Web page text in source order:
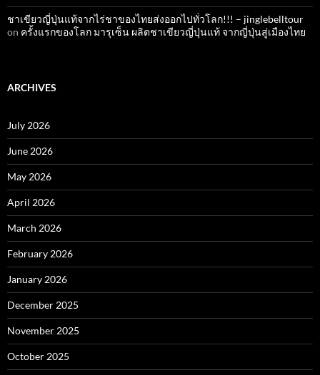
ชาเขียวญี่ปุ่นแท้จากไร่ชาของไทยส่งออกไปทั่วโลก!!! – jinglebelltour
on ครั้งแรกของโลก มารุเซ็น ผลิตชาเขียวญี่ปุ่นแท้ จากญี่ปุ่นสู่เมืองไทย
ARCHIVES
July 2026
June 2026
May 2026
April 2026
March 2026
February 2026
January 2026
December 2025
November 2025
October 2025